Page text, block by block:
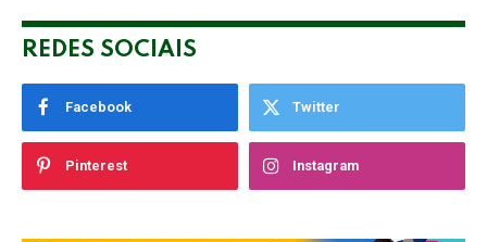
REDES SOCIAIS
Facebook Twitter
Pinterest Instagram